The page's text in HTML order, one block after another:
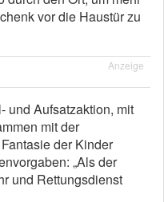
vor die Haustür zu
Anzeige
und Aufsatzaktion, mit
mit der
der Kinder
„Als der
und Rettungsdienst